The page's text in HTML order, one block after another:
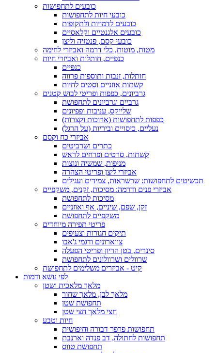
כובעים לתחפושות
כובעי חיות לתחפושות
כובעים לדמויות ולתקופות
כובעים אלגנטיים וקלאסיים
כובעי קסם, פנטזיה וליצן
מטות, מוטות, כלי דרמה ואביזרי לחימה
כנפיים, חותלות ואביזרי חיות
כנפיים
חותלות, זנבות ותוספות פרווה
קשתות אוזניים וסטים לחיות
גרביונים, כפפות ופריטי לבוש קטנים
גרביים וגרביונים לתחפושת
שלייקס, עניבות ופפיונים
כפפות לתחפושות (ארוכות וקצרות)
נעליים, כיסויים וביריות (על הרגל)
אביזרי כח וקסם
כתרים ושרביטים
קשתות, סרטים ופרחים לראש
מניפות, שמשיה ונוצות
אביזרי ליצן ופריטי הצהרה
תכשיטים לתחפושות: שרשראות, צמידים ועגילים
אביזרי פנים ודרמה: מסיכות, זקנים, משקפיים
מסיכות לתחפושת
זקן, שפם, שיניים, אף ואוזניים
משקפיים לתחפושת
פריטי תפירה מיוחדים
תיקים חגורות וצעיפים
צווארונים ודגמי ג'אבו
סינרים, בטן הריון ופריטי הפעלה
שרוולים ושרוולונים לתחפושת
קיט - אביזרים משלימים לתחפושת
לפי נושא ודמות
מלאך מלאכית ושטן
מלאך לבן, מלאך שחור
תחפושת שטן
חצי מלאך חצי שטן
חיות וטבע
תחפושות פרפר דבורה וחיפושית
תחפושות לחתולה, דב פנדה וארנבת
תחפושת טווס